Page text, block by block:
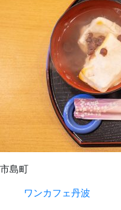
市島町
ワンカフェ丹波